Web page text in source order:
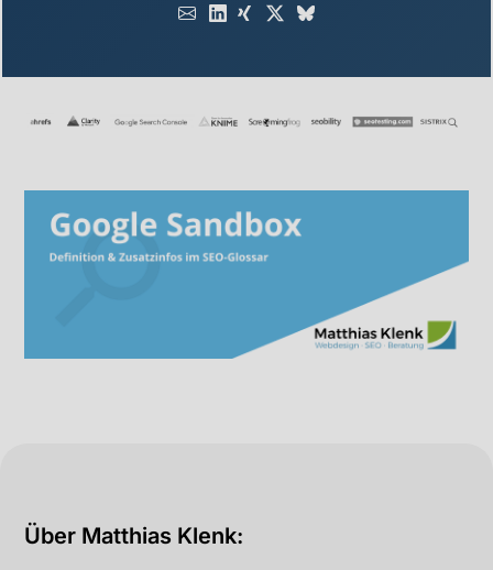
Über Matthias Klenk: